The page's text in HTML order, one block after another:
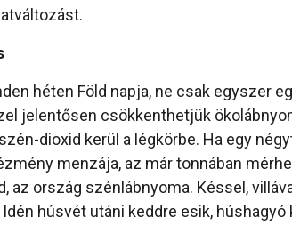
héten Föld napja, ne csak egyszer
jelentősen csökkenthetjük
dioxid kerül a légkörbe. Ha egy
menzája, az már tonnában
az ország szénlábnyoma. Késsel,
Idén húsvét utáni keddre esik,